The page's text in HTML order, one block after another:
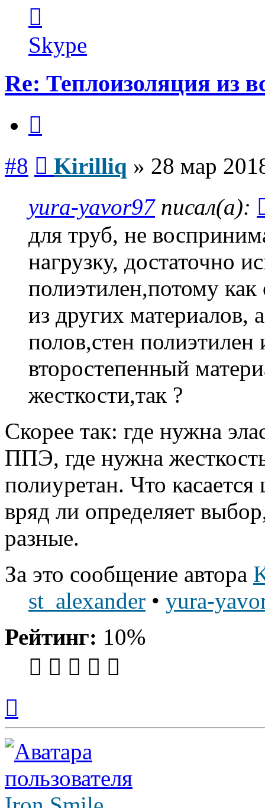
пользователя
Kirilliq
Skype
Re: Теплоизоляция из
#8 Kirilliq » 28 мар
yura-yavor97писал(а):
для труб, не
нагрузку, достаточно
полиэтилен,потому
из других материалов,
полов,стен полиэтилен
второстепенный
жесткости,так ?
Скорее так: где нужна
ППЭ, где нужна
полиуретан. Что
вряд ли определяет
разные.
За это сообщение автора
st_alexander • yura-
Рейтинг: 10%
началу